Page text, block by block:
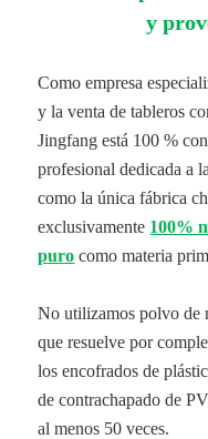
y
Como empresa
y la venta de tableros
Jingfang está 100 %
profesional dedicada a
como la única fábrica
exclusivamente 100%
puro como materia
No utilizamos polvo de
que resuelve por
los encofrados de
de contrachapado de
al menos 50 veces.